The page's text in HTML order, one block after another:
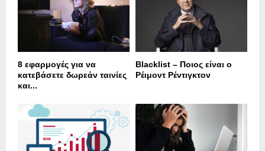
8 εφαρμογές για να
κατεβάσετε δωρεάν ταινίες
και...
Blacklist – Ποιος είναι ο
Ρέιμοντ Ρέντιγκτον